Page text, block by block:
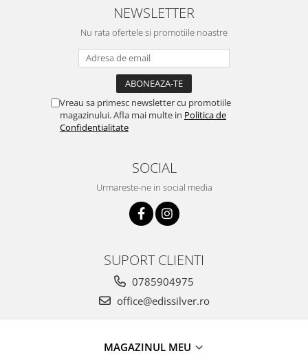
NEWSLETTER
Nu rata ofertele si promotiile noastre
Vreau sa primesc newsletter cu promotiile
magazinului. Afla mai multe in Politica de
Confidentialitate
SOCIAL
Urmareste-ne in social media
SUPORT CLIENTI
0785904975
office@edissilver.ro
MAGAZINUL MEU